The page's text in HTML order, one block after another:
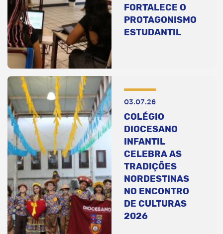
FORTALECE O
PROTAGONISMO
ESTUDANTIL
03.07.26
COLÉGIO
DIOCESANO
INFANTIL
CELEBRA AS
TRADIÇÕES
NORDESTINAS
NO ENCONTRO
DE CULTURAS
2026